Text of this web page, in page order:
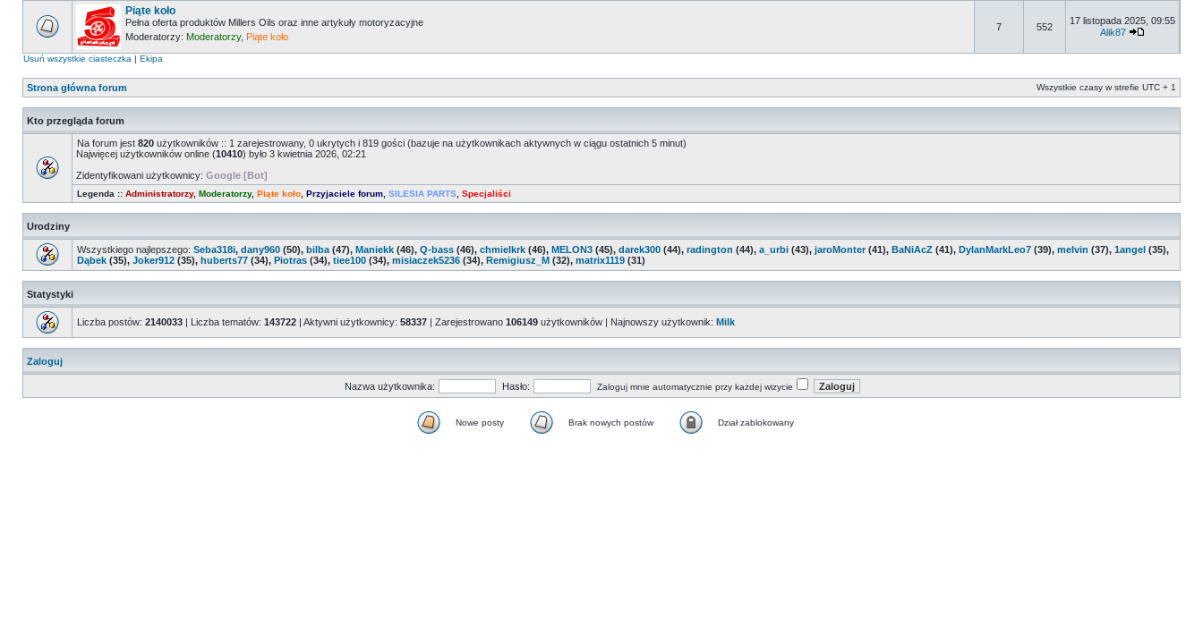
Piąte koło
Pełna oferta produktów Millers Oils oraz inne artykuły motoryzacyjne
Moderatorzy: Moderatorzy, Piąte koło
7 552
17 listopada 2025, 09:55
Alik87
Usuń wszystkie ciasteczka | Ekipa
Strona główna forum Wszystkie czasy w strefie UTC + 1
Kto przegląda forum
Na forum jest 820 użytkowników :: 1 zarejestrowany, 0 ukrytych i 819 gości (bazuje na użytkownikach aktywnych w ciągu ostatnich 5 minut)
Najwięcej użytkowników online (10410) było 3 kwietnia 2026, 02:21
Zidentyfikowani użytkownicy: Google [Bot]
Legenda :: Administratorzy, Moderatorzy, Piąte koło Przyjaciele forum SILESIA PARTS Specjaliści
Urodziny
Wszystkiego najlepszego: Seba318i, dany960 (50), bilba (47), Maniekk (46), Q-bass (46), chmielkrk (46), MELON3 (45), darek300 (44), radington (44), a_urbi (43), jaroMonter(41), BaNiAcZ (41), DylanMarkLeo7 (39), melvin (37), 1angel (35),
Dąbek (35), Joker912 (35), huberts77 (34), Piotras (34), tiee100 (34), misiaczek5236 (34), Remigiusz_M (32), matrix1119 (31)
Statystyki
Liczba postów: 2140033 | Liczba tematów: 143722 | Aktywni użytkownicy: 58337 | Zarejestrowano 106149 użytkowników | Najnowszy użytkownik: Milk
Zaloguj
Nazwa użytkownika: Hasło: Zaloguj mnie automatycznie przy każdej wizycie
Nowe posty Brak nowych postów Dział zablokowany